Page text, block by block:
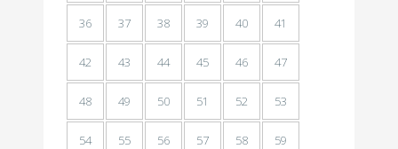
36 37 38 39 40 41
42 43 44 45 46 47
48 49 50 51 52 53
54 55 56 57 58 59